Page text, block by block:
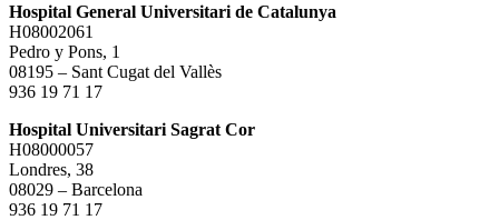
Hospital General Universitari de Catalunya
H08002061
Pedro y Pons, 1
08195 – Sant Cugat del Vallès
936 19 71 17
Hospital Universitari Sagrat Cor
H08000057
Londres, 38
08029 – Barcelona
936 19 71 17